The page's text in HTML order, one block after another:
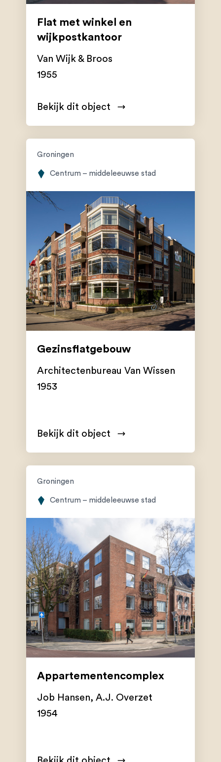
Flat met winkel en
wijkpostkantoor
Van Wijk & Broos
1955
Bekijk dit object
Groningen
Centrum – middeleeuwse stad
Gezinsflatgebouw
Architectenbureau Van Wissen
1953
Bekijk dit object
Groningen
Centrum – middeleeuwse stad
Appartementencomplex
Job Hansen, A.J. Overzet
1954